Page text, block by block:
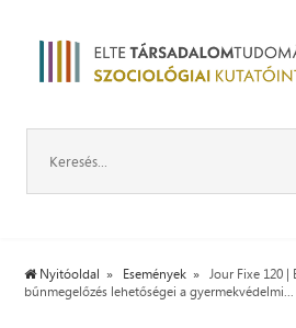
Nyitóoldal Események
Jour Fixe 120
bűnmegelőzés lehetőségei a gyermekvédelmi...